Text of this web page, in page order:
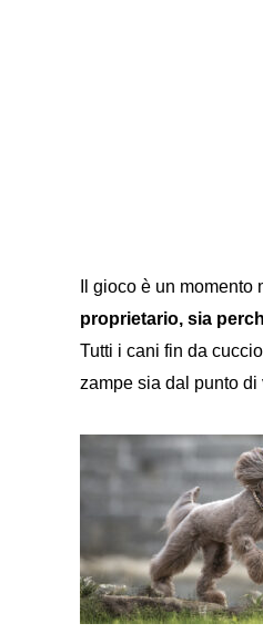
Il gioco è un
proprietario, sia
Tutti i cani fin da
zampe sia dal punto